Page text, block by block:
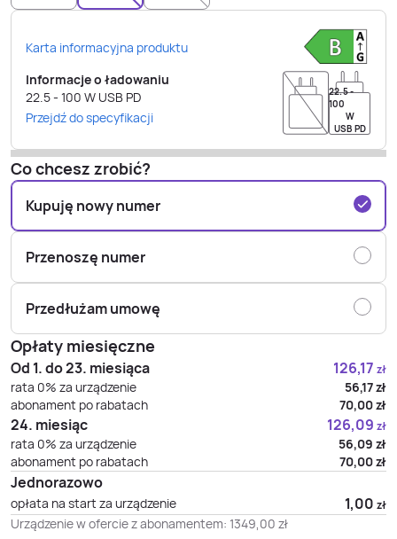
Karta informacyjna produktu
Informacje o ładowaniu
22.5 - 100 W USB PD
Przejdź do specyfikacji
22.5 -
100
W
USB PD
Co chcesz zrobić?
Kupuję nowy numer
Przenoszę numer
Przedłużam umowę
Opłaty miesięczne
Od 1. do 23. miesiąca 126,17 zł
rata 0% za urządzenie 56,17zł
abonament po rabatach
70,00zł
24. miesiąc 126,09 zł
rata 0% za urządzenie 56,09 zł
abonament po rabatach
70,00zł
Jednorazowo
opłata na start za urządzenie 1,00 zł
Urządzenie w ofercie z abonamentem: 1349,00 zł